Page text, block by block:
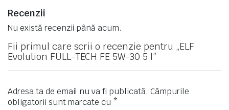
Recenzii
Nu există recenzii până acum.
Fii primul care scrii o recenzie pentru „ELF
Evolution FULL-TECH FE 5W-30 5 l”
Adresa ta de email nu va fi publicată. Câmpurile
obligatorii sunt marcate cu *